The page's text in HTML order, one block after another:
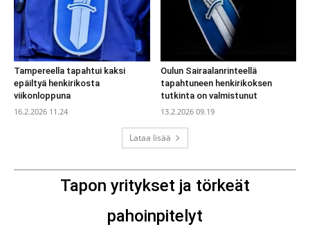
Tampereella tapahtui kaksi
epäiltyä henkirikosta
viikonloppuna
16.2.2026 11.24
Oulun Sairaalanrinteellä
tapahtuneen henkirikoksen
tutkinta on valmistunut
13.2.2026 09.19
Lataa lisää
Tapon yritykset ja törkeät
pahoinpitelyt